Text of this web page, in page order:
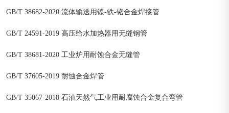
GB/T 38682-2020 流体输送用镍-铁-铬合金焊接管
GB/T 24591-2019 高压给水加热器用无缝钢管
GB/T 38681-2020 工业炉用耐蚀合金无缝管
GB/T 37605-2019 耐蚀合金焊管
GB/T 35067-2018 石油天然气工业用耐腐蚀合金复合弯管